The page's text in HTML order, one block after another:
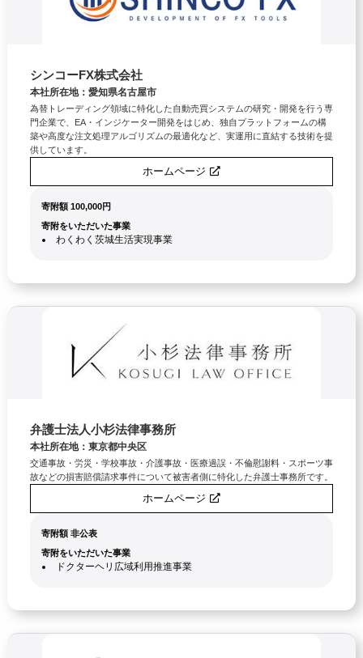
シンコーFX株式会社
本社所在地：愛知県名古屋市
為替トレーディング領域に特化した自動売買システムの研究・開発を行う専
門企業で、EA・インジケーター開発をはじめ、独自プラットフォームの構
築や高度な注文処理アルゴリズムの最適化など、実運用に直結する技術を提
供しています。
ホームページ
寄附額 100,000円
寄附をいただいた事業
わくわく茨城生活実現事業
弁護士法人小杉法律事務所
本社所在地：東京都中央区
交通事故・労災・学校事故・介護事故・医療過誤・不倫慰謝料・スポーツ事
故などの損害賠償請求事件について被害者側に特化した弁護士事務所です。
ホームページ
寄附額 非公表
寄附をいただいた事業
ドクターヘリ広域利用推進事業